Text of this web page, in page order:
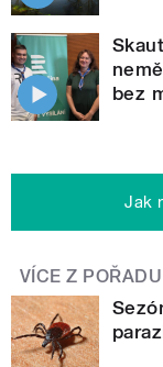
bez
Jak
VÍCE Z POŘADU